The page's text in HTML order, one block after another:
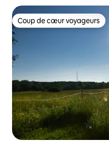
Coup de cœur voyageurs
Coup de cœur voyageurs